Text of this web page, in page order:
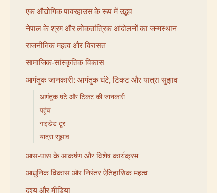
एक औद्योगिक पावरहाउस के रूप में उद्भव
नेपाल के श्रम और लोकतांत्रिक आंदोलनों का जन्मस्थान
राजनीतिक महत्व और विरासत
सामाजिक-सांस्कृतिक विकास
आगंतुक जानकारी: आगंतुक घंटे, टिकट और यात्रा सुझाव
आगंतुक घंटे और टिकट की जानकारी
पहुंच
गाइडेड टूर
यात्रा सुझाव
आस-पास के आकर्षण और विशेष कार्यक्रम
आधुनिक विकास और निरंतर ऐतिहासिक महत्व
दृश्य और मीडिया